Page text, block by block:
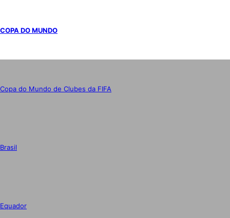
COPA DO MUNDO
Copa do Mundo de Clubes da FIFA
Brasil
Equador